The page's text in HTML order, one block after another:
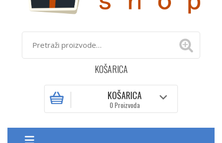
KOŠARICA
KOŠARICA
0 Proizvoda